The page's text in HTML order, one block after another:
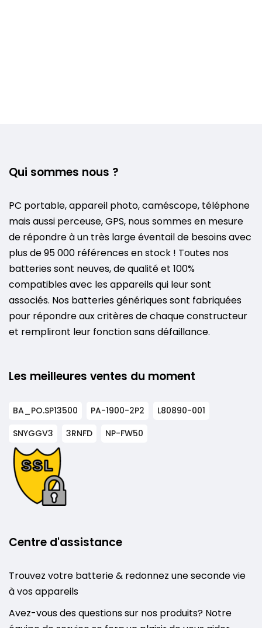
Qui sommes nous ?
PC portable, appareil photo, caméscope, téléphone
mais aussi perceuse, GPS, nous sommes en mesure
de répondre à un très large éventail de besoins avec
plus de 95 000 références en stock ! Toutes nos
batteries sont neuves, de qualité et 100%
compatibles avec les appareils qui leur sont
associés. Nos batteries génériques sont fabriquées
pour répondre aux critères de chaque constructeur
et rempliront leur fonction sans défaillance.
Les meilleures ventes du moment
BA_PO.SP13500 PA-1900-2P2
L80890-001
SNYGGV3
3RNFD NP-FW50
Centre d'assistance
Trouvez votre batterie & redonnez une seconde vie
à vos appareils
Avez-vous des questions sur nos produits? Notre